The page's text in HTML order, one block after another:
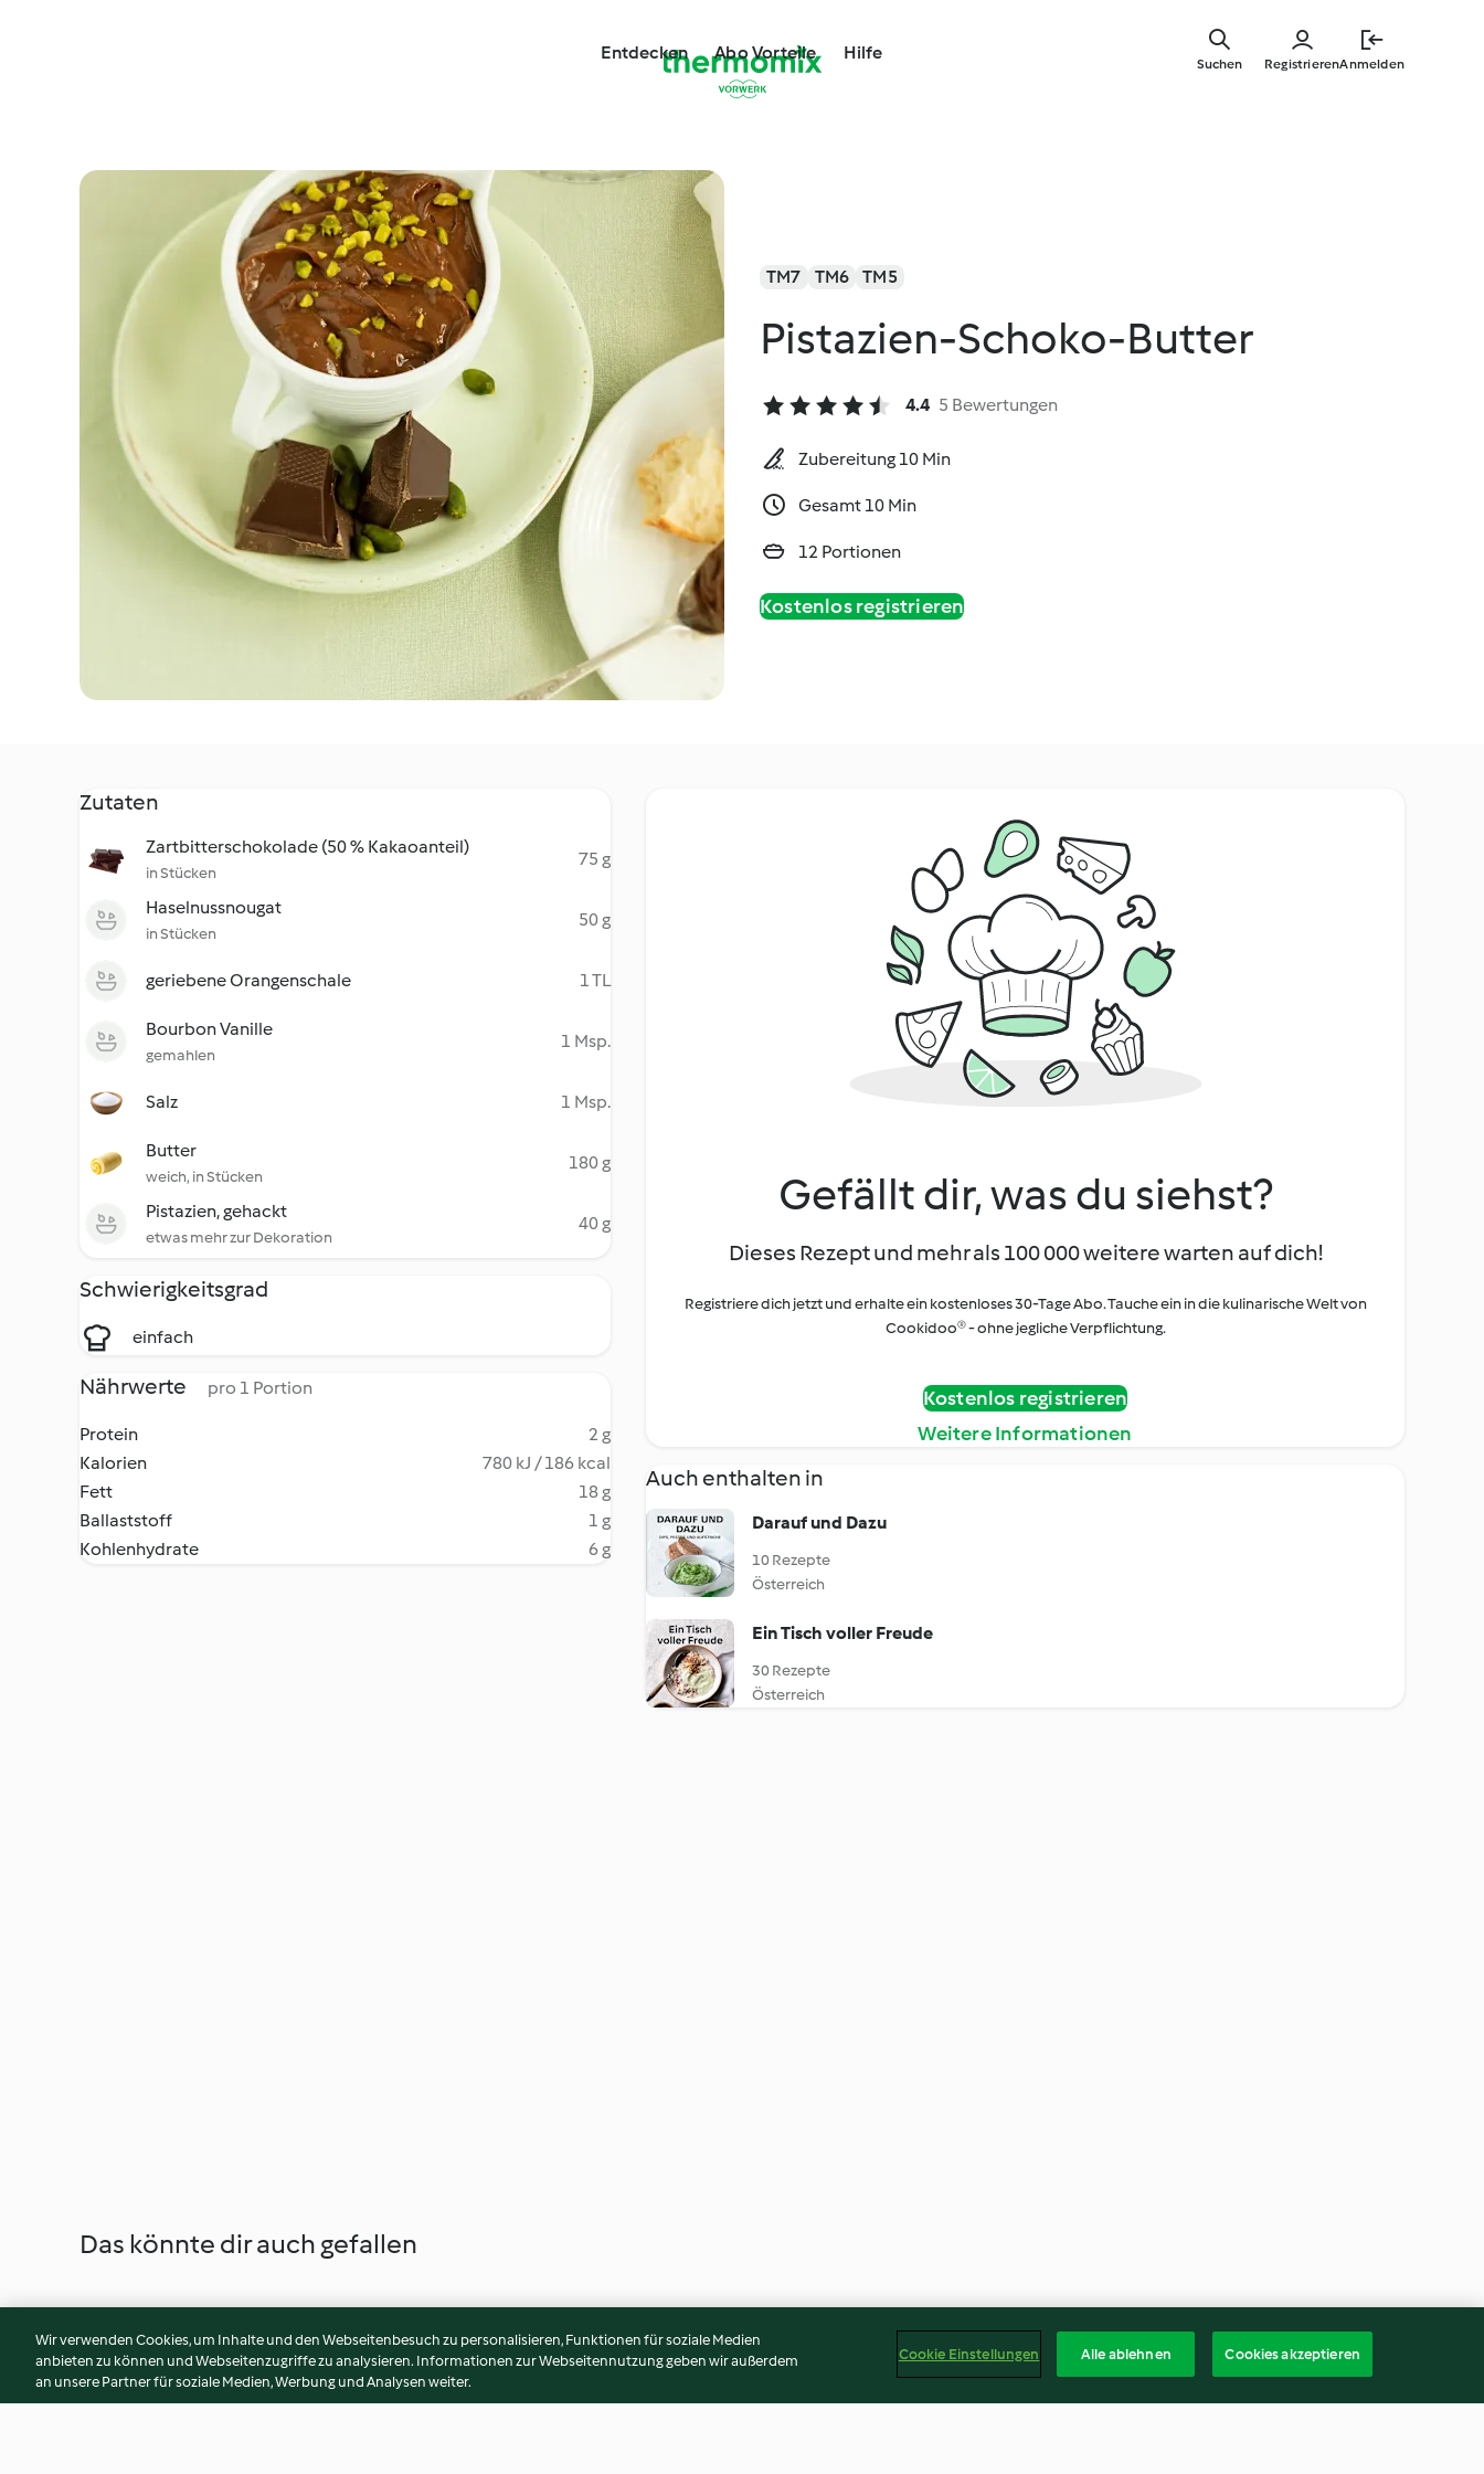
springen
Entdecken Abo Vorteile Hilfe
RegistrierenAnmelden
Suchen
TM7 TM6 TM5
Pistazien-Schoko-Butter
4.4 5 Bewertungen
Zubereitung 10 Min
Gesamt 10 Min
12 Portionen
Kostenlos registrieren
Zutaten
Zartbitterschokolade (50 % Kakaoanteil)
in Stücken
75 g
Haselnussnougat
in Stücken
50 g
geriebene Orangenschale 1 TL
Bourbon Vanille
gemahlen
1 Msp.
Salz 1 Msp.
Butter
weich, in Stücken
180 g
Pistazien, gehackt
etwas mehr zur Dekoration
40 g
Schwierigkeitsgrad
einfach
Nährwerte pro 1 Portion
Protein
2 g
Kalorien
780 kJ / 186 kcal
Fett
18 g
Ballaststoff
1 g
Kohlenhydrate
6 g
Gefällt dir, was du siehst?
Dieses Rezept und mehr als 100 000 weitere warten auf dich!
Registriere dich jetzt und erhalte ein kostenloses 30-Tage Abo. Tauche ein in die kulinarische Welt von
Cookidoo® - ohne jegliche Verpflichtung.
Kostenlos registrieren
Weitere Informationen
Auch enthalten in
Darauf und Dazu
10 Rezepte
Österreich
Ein Tisch voller Freude
30 Rezepte
Österreich
Das könnte dir auch gefallen
Wir verwenden Cookies, um Inhalte und den Webseitenbesuch zu personalisieren, Funktionen für soziale Medien
anbieten zu können und Webseitenzugriffe zu analysieren. Informationen zur Webseitennutzung geben wir außerdem
an unsere Partner für soziale Medien, Werbung und Analysen weiter.
Cookie Einstellungen Alle ablehnen Cookies akzeptieren